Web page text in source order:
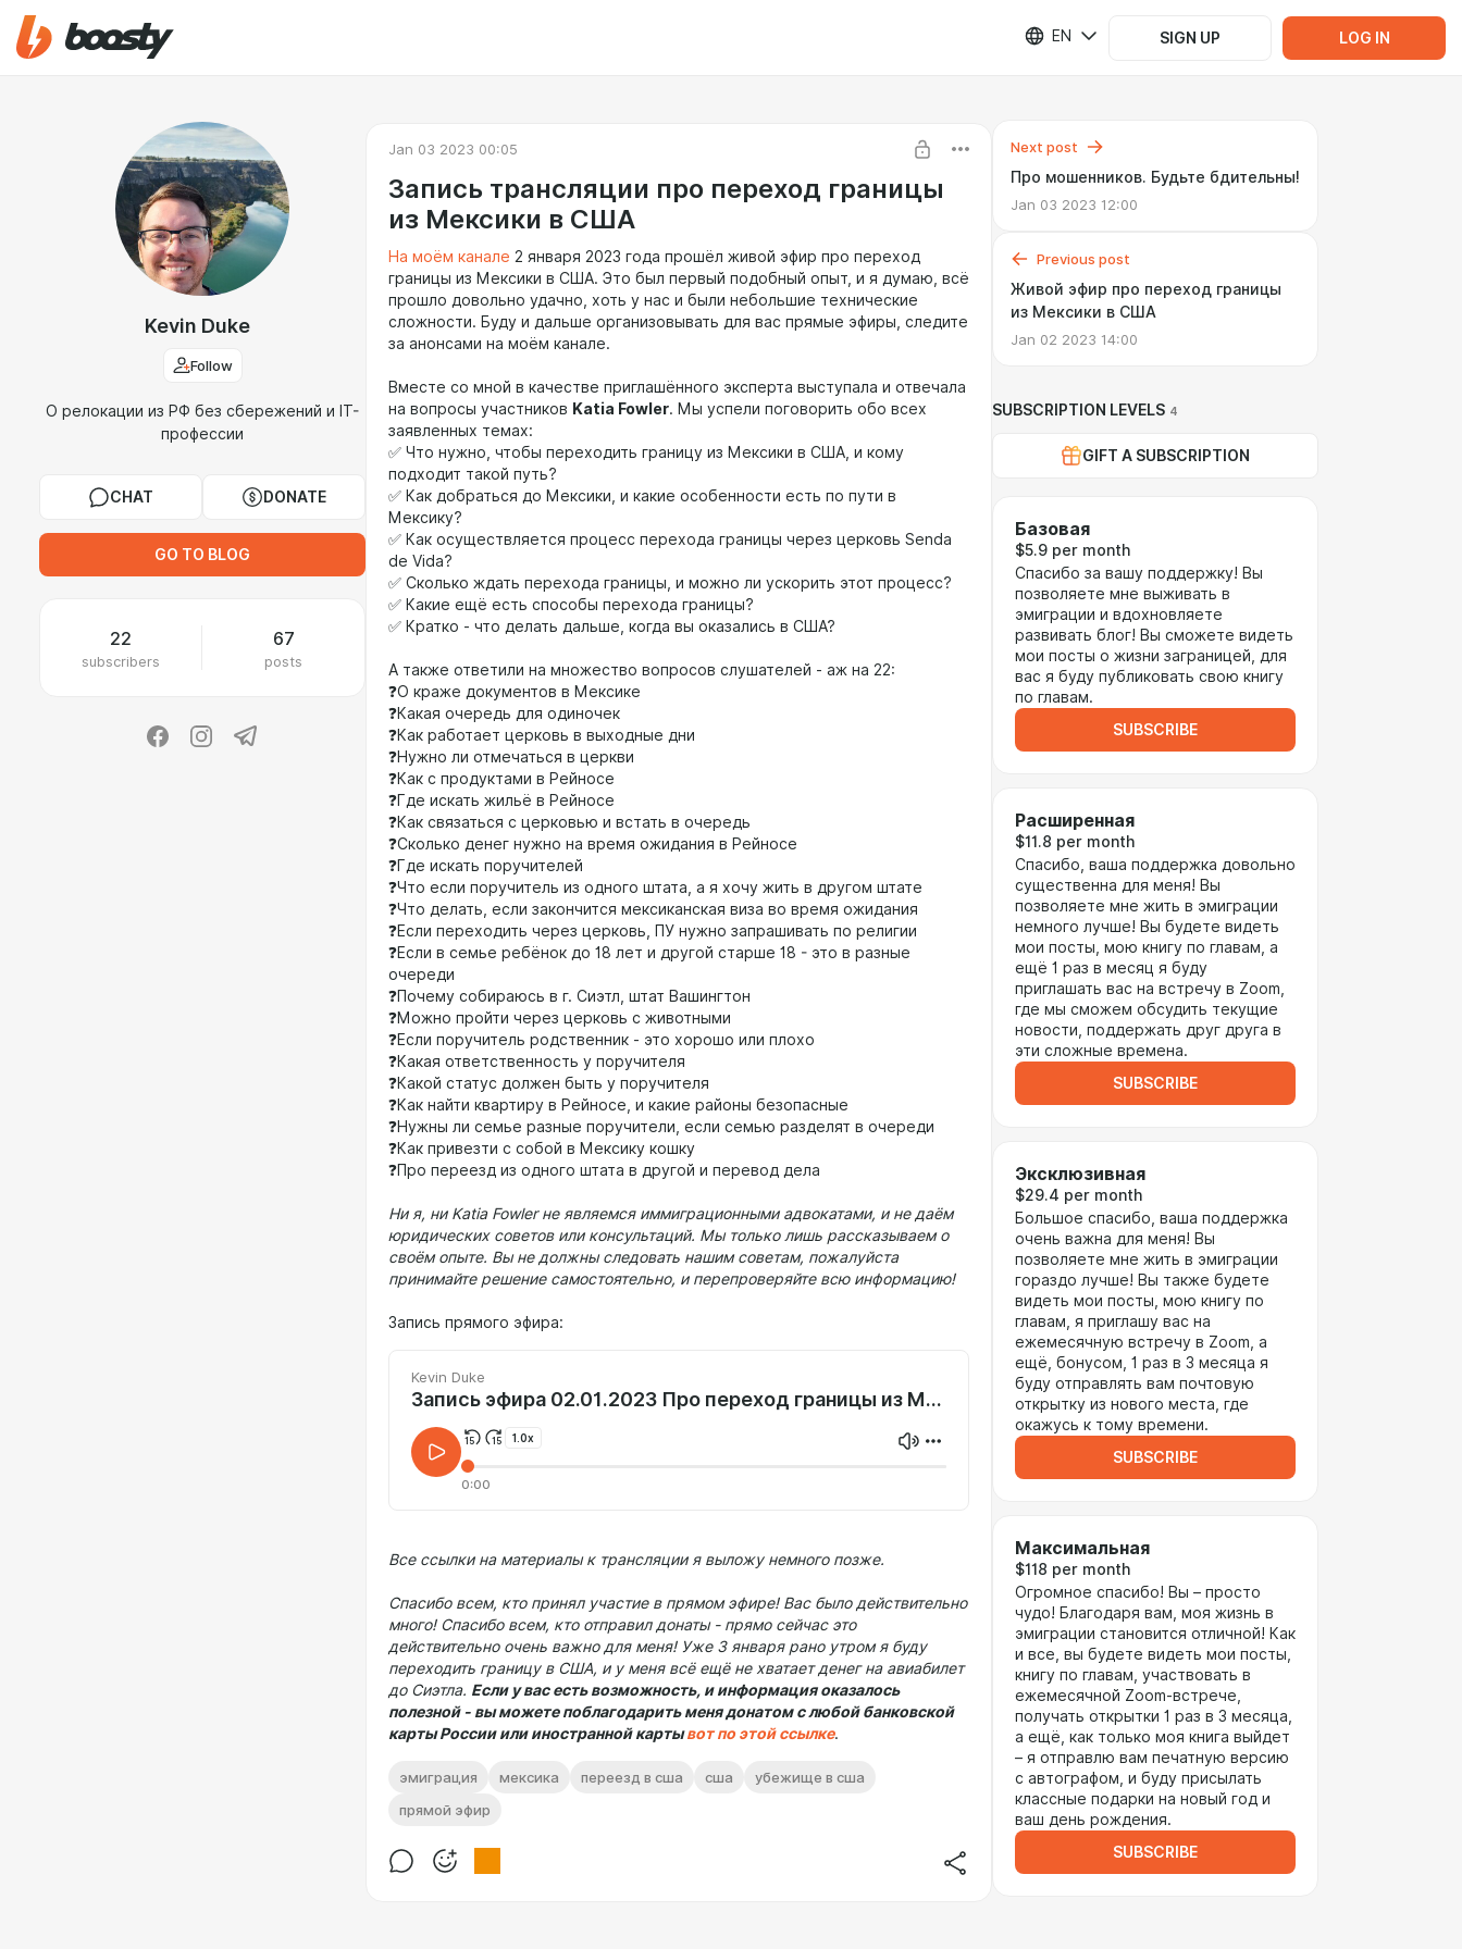
EN SIGN UP LOG IN
Kevin Duke
Follow
О релокации из РФ без сбережений и IT-
профессии
CHAT DONATE
GO TO BLOG
22
subscribers
67
posts
Jan 03 2023 00:05
Запись трансляции про переход границы
из Мексики в США
На моём канале 2 января 2023 года прошёл живой эфир про переход
границы из Мексики в США. Это был первый подобный опыт, и я думаю, всё
прошло довольно удачно, хоть у нас и были небольшие технические
сложности. Буду и дальше организовывать для вас прямые эфиры, следите
за анонсами на моём канале.
Вместе со мной в качестве приглашённого эксперта выступала и отвечала
на вопросы участников Katia Fowler. Мы успели поговорить обо всех
заявленных темах:
✅ Что нужно, чтобы переходить границу из Мексики в США, и кому
подходит такой путь?
✅ Как добраться до Мексики, и какие особенности есть по пути в
Мексику?
✅ Как осуществляется процесс перехода границы через церковь Senda
de Vida?
✅ Сколько ждать перехода границы, и можно ли ускорить этот процесс?
✅ Какие ещё есть способы перехода границы?
✅ Кратко - что делать дальше, когда вы оказались в США?
А также ответили на множество вопросов слушателей - аж на 22:
❓О краже документов в Мексике
❓Какая очередь для одиночек
❓Как работает церковь в выходные дни
❓Нужно ли отмечаться в церкви
❓Как с продуктами в Рейносе
❓Где искать жильё в Рейносе
❓Как связаться с церковью и встать в очередь
❓Сколько денег нужно на время ожидания в Рейносе
❓Где искать поручителей
❓Что если поручитель из одного штата, а я хочу жить в другом штате
❓Что делать, если закончится мексиканская виза во время ожидания
❓Если переходить через церковь, ПУ нужно запрашивать по религии
❓Если в семье ребёнок до 18 лет и другой старше 18 - это в разные
очереди
❓Почему собираюсь в г. Сиэтл, штат Вашингтон
❓Можно пройти через церковь с животными
❓Если поручитель родственник - это хорошо или плохо
❓Какая ответственность у поручителя
❓Какой статус должен быть у поручителя
❓Как найти квартиру в Рейносе, и какие районы безопасные
❓Нужны ли семье разные поручители, если семью разделят в очереди
❓Как привезти с собой в Мексику кошку
❓Про переезд из одного штата в другой и перевод дела
Ни я, ни Katia Fowler не являемся иммиграционными адвокатами, и не даём
юридических советов или консультаций. Мы только лишь рассказываем о
своём опыте. Вы не должны следовать нашим советам, пожалуйста
принимайте решение самостоятельно, и перепроверяйте всю информацию!
Запись прямого эфира:
Kevin Duke
Запись эфира 02.01.2023 Про переход границы из Мексики в США.ogg
1.0x
0:00
Все ссылки на материалы к трансляции я выложу немного позже.
Спасибо всем, кто принял участие в прямом эфире! Вас было действительно
много! Спасибо всем, кто отправил донаты - прямо сейчас это
действительно очень важно для меня! Уже 3 января рано утром я буду
переходить границу в США, и у меня всё ещё не хватает денег на авиабилет
до Сиэтла. Если у вас есть возможность, и информация оказалось
полезной - вы можете поблагодарить меня донатом с любой банковской
карты России или иностранной картывот по этой ссылке.
эмиграция мексика переезд в сша сша
убежище в сша
прямой эфир
Next post
Про мошенников. Будьте бдительны!
Jan 03 2023 12:00
Previous post
Живой эфир про переход границы
из Мексики в США
Jan 02 2023 14:00
SUBSCRIPTION LEVELS 4
GIFT A SUBSCRIPTION
Базовая
$5.9 per month
Спасибо за вашу поддержку! Вы
позволяете мне выживать в
эмиграции и вдохновляете
развивать блог! Вы сможете видеть
мои посты о жизни заграницей, для
вас я буду публиковать свою книгу
по главам.
SUBSCRIBE
Расширенная
$11.8 per month
Спасибо, ваша поддержка довольно
существенна для меня! Вы
позволяете мне жить в эмиграции
немного лучше! Вы будете видеть
мои посты, мою книгу по главам, а
ещё 1 раз в месяц я буду
приглашать вас на встречу в Zoom,
где мы сможем обсудить текущие
новости, поддержать друг друга в
эти сложные времена.
SUBSCRIBE
Эксклюзивная
$29.4 per month
Большое спасибо, ваша поддержка
очень важна для меня! Вы
позволяете мне жить в эмиграции
гораздо лучше! Вы также будете
видеть мои посты, мою книгу по
главам, я приглашу вас на
ежемесячную встречу в Zoom, а
ещё, бонусом, 1 раз в 3 месяца я
буду отправлять вам почтовую
открытку из нового места, где
окажусь к тому времени.
SUBSCRIBE
Максимальная
$118 per month
Огромное спасибо! Вы – просто
чудо! Благодаря вам, моя жизнь в
эмиграции становится отличной! Как
и все, вы будете видеть мои посты,
книгу по главам, участвовать в
ежемесячной Zoom-встрече,
получать открытки 1 раз в 3 месяца,
а ещё, как только моя книга выйдет
– я отправлю вам печатную версию
с автографом, и буду присылать
классные подарки на новый год и
ваш день рождения.
SUBSCRIBE